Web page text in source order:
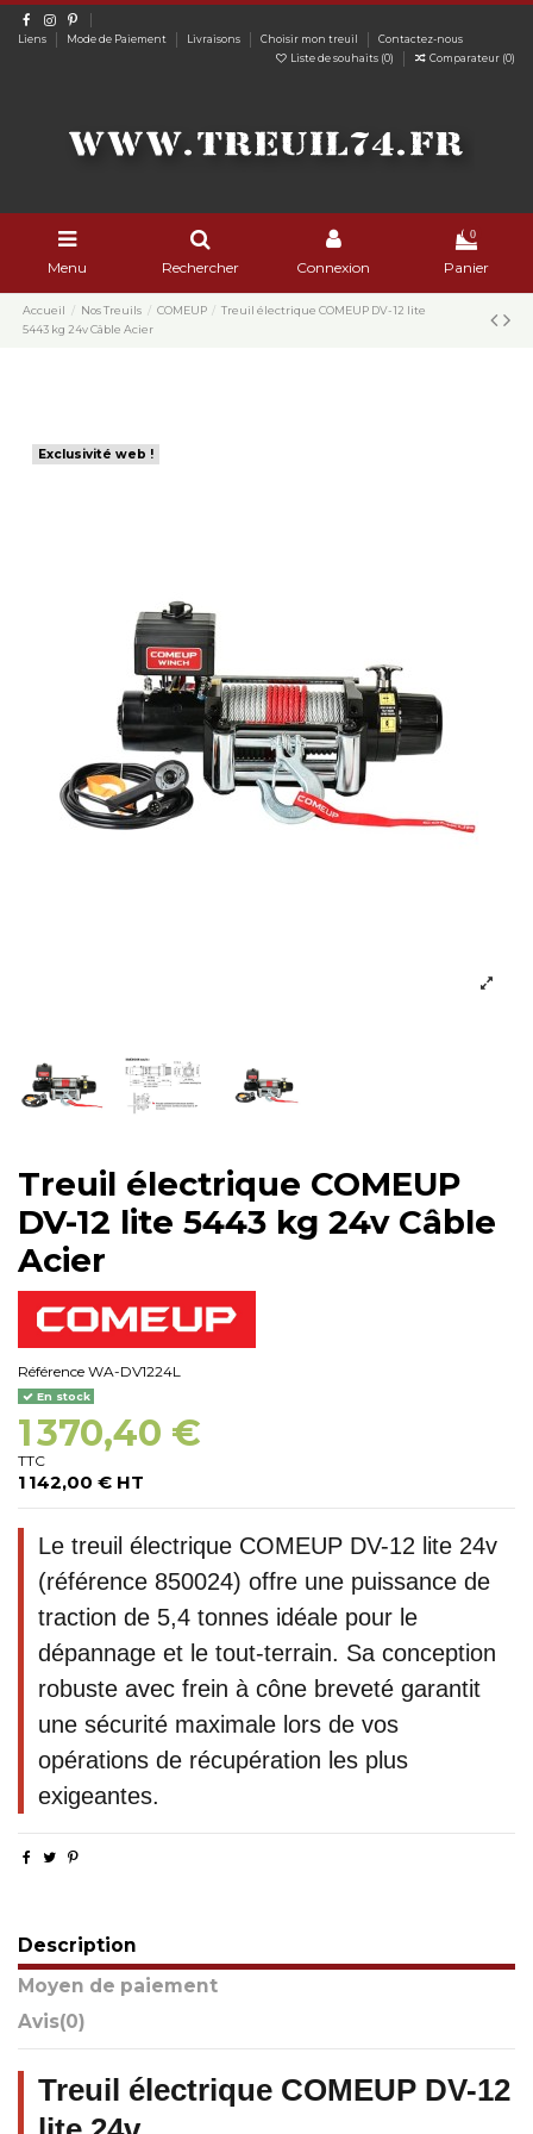
Liens Mode de Paiement Livraisons Choisir mon treuil
Contactez-nous
Liste de souhaits (0) Comparateur (0)
Menu Rechercher Connexion
0
Panier
Accueil Nos Treuils COMEUP
Treuil électrique COMEUP DV-12 lite
5443 kg 24v Câble Acier
Exclusivité web !
Treuil électrique COMEUP
DV-12 lite 5443 kg 24v Câble
Acier
Référence WA-DV1224L
En stock
1 370,40 €
TTC
1 142,00 € HT
Le treuil électrique COMEUP DV-12 lite 24v
(référence 850024) offre une puissance de
traction de 5,4 tonnes idéale pour le
dépannage et le tout-terrain. Sa conception
robuste avec frein à cône breveté garantit
une sécurité maximale lors de vos
opérations de récupération les plus
exigeantes.
Description
Moyen de paiement
Avis(0)
Treuil électrique COMEUP DV-12